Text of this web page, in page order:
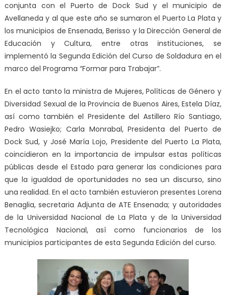
conjunta con el Puerto de Dock Sud y el municipio de
Avellaneda y al que este año se sumaron el Puerto La Plata y
los municipios de Ensenada, Berisso y la Dirección General de
Educación y Cultura, entre otras instituciones, se
implementó la Segunda Edición del Curso de Soldadura en el
marco del Programa “Formar para Trabajar”.
En el acto tanto la ministra de Mujeres, Políticas de Género y
Diversidad Sexual de la Provincia de Buenos Aires, Estela Díaz,
así como también el Presidente del Astillero Río Santiago,
Pedro Wasiejko; Carla Monrabal, Presidenta del Puerto de
Dock Sud, y José María Lojo, Presidente del Puerto La Plata,
coincidieron en la importancia de impulsar estas políticas
públicas desde el Estado para generar las condiciones para
que la igualdad de oportunidades no sea un discurso, sino
una realidad. En el acto también estuvieron presentes Lorena
Benaglia, secretaria Adjunta de ATE Ensenada; y autoridades
de la Universidad Nacional de La Plata y de la Universidad
Tecnológica Nacional, así como funcionarios de los
municipios participantes de esta Segunda Edición del curso.